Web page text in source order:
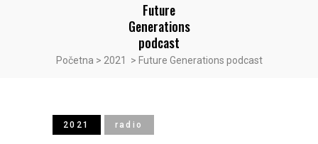
Future
Generations
podcast
Početna > 2021 > Future Generations podcast
2021 radio